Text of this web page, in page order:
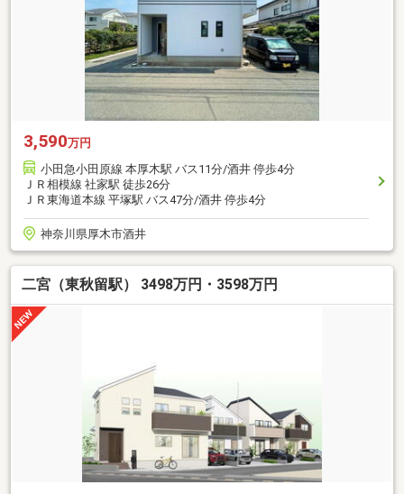
3,590万円
小田急小田原線 本厚木駅 バス11分/酒井 停歩4分
ＪＲ相模線 社家駅 徒歩26分
ＪＲ東海道本線 平塚駅 バス47分/酒井 停歩4分
神奈川県厚木市酒井
二宮（東秋留駅） 3498万円・3598万円